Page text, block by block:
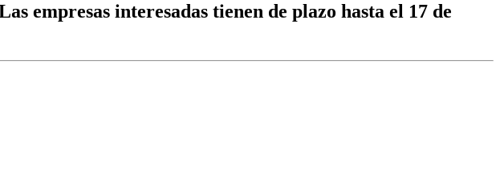
empresas interesadas tienen de plazo hasta el 17 de